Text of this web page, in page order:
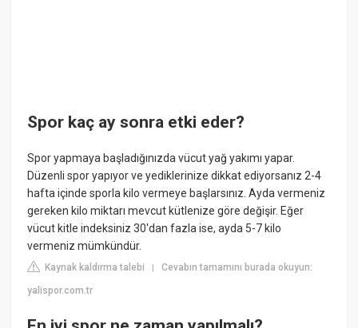
Spor kaç ay sonra etki eder?
Spor yapmaya başladığınızda vücut yağ yakımı yapar.
Düzenli spor yapıyor ve yediklerinize dikkat ediyorsanız 2-4
hafta içinde sporla kilo vermeye başlarsınız. Ayda vermeniz
gereken kilo miktarı mevcut kütlenize göre değişir. Eğer
vücut kitle indeksiniz 30'dan fazla ise, ayda 5-7 kilo
vermeniz mümkündür.
Kaynak kaldırma talebi |Cevabın tamamını burada okuyun:
yalispor.com.tr